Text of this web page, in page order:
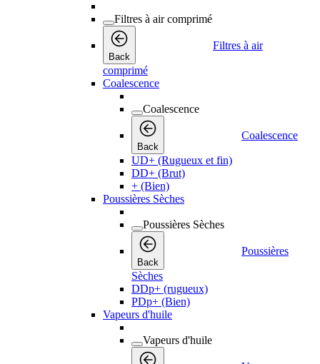
Filtres à air comprimé
Back
Filtres à air
comprimé
Coalescence
Coalescence
Back
Coalescence
UD+ (Rugueux et fin)
DD+ (Brut)
+ (Bien)
Poussières Sèches
Poussières Sèches
Back
Poussières
Sèches
DDp+ (rugueux)
PDp+ (Bien)
Vapeurs d'huile
Vapeurs d'huile